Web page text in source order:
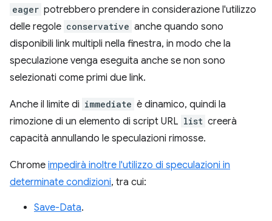
eager potrebbero prendere in considerazione l'utilizzo
delle regole conservative anche quando sono
disponibili link multipli nella finestra, in modo che la
speculazione venga eseguita anche se non sono
selezionati come primi due link.
Anche il limite di immediate è dinamico, quindi la
rimozione di un elemento di script URL list creerà
capacità annullando le speculazioni rimosse.
Chrome impedirà inoltre l'utilizzo di speculazioni in
determinate condizioni, tra cui:
Save-Data.